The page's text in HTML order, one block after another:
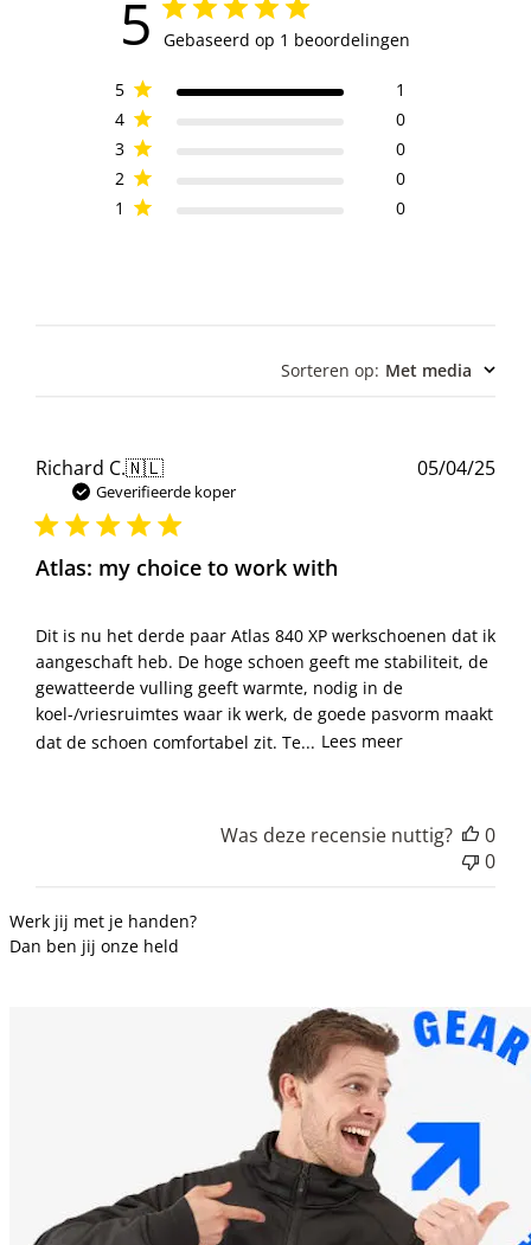
5 Gebaseerd op 1 beoordelingen
5
1
4
0
3
0
2
0
1
0
Sorteren op: Met media
Richard C.🇳🇱
Geverifieerde koper
Atlas: my choice to work with
Dit is nu het derde paar Atlas 840 XP werkschoenen dat ik
aangeschaft heb. De hoge schoen geeft me stabiliteit, de
gewatteerde vulling geeft warmte, nodig in de
koel-/vriesruimtes waar ik werk, de goede pasvorm maakt
dat de schoen comfortabel zit. Te... Lees meer
05/04/25
Was deze recensie nuttig?
0
0
Werk jij met je handen?
Dan ben jij onze held